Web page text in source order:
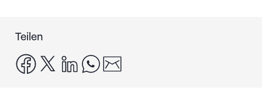
Teilen
facebook
x linkedinwhatsapp